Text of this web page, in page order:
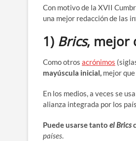
Con motivo de la XVII
una mejor redacción de las
1) Brics, mejor
Como otros acrónimos
mayúscula inicial, mejor que
En los medios, a veces se
alianza integrada por los
Puede usarse tanto el Brics
países.